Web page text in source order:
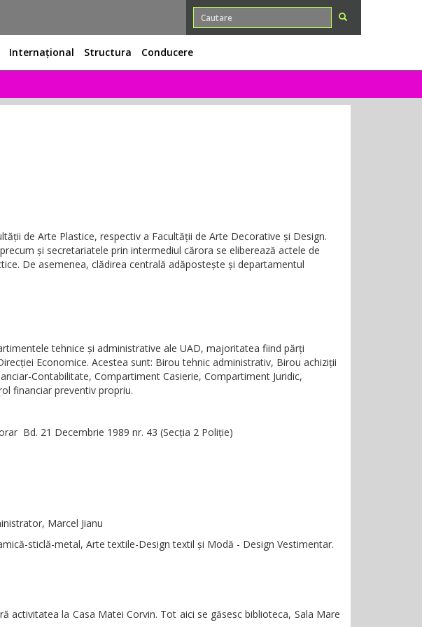
Internațional Structura Conducere
de Arte Plastice, respectiv a Facultății de Arte Decorative și Design.
și secretariatele prin intermediul cărora se eliberează actele de
De asemenea, clădirea centrală adăpostește și departamentul
tehnice și administrative ale UAD, majoritatea fiind părți
Economice. Acestea sunt: Birou tehnic administrativ, Birou achiziții
Contabilitate, Compartiment Casierie, Compartiment Juridic,
financiar preventiv propriu.
Bd. 21 Decembrie 1989 nr. 43 (Secția 2 Poliție)
Marcel Jianu
sticlă-metal, Arte textile-Design textil și Modă - Design Vestimentar.
activitatea la Casa Matei Corvin. Tot aici se găsesc biblioteca, Sala Mare